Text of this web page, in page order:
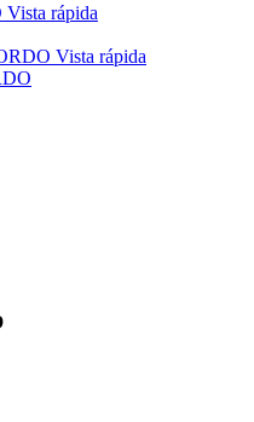
Vista rápida
Vista rápida